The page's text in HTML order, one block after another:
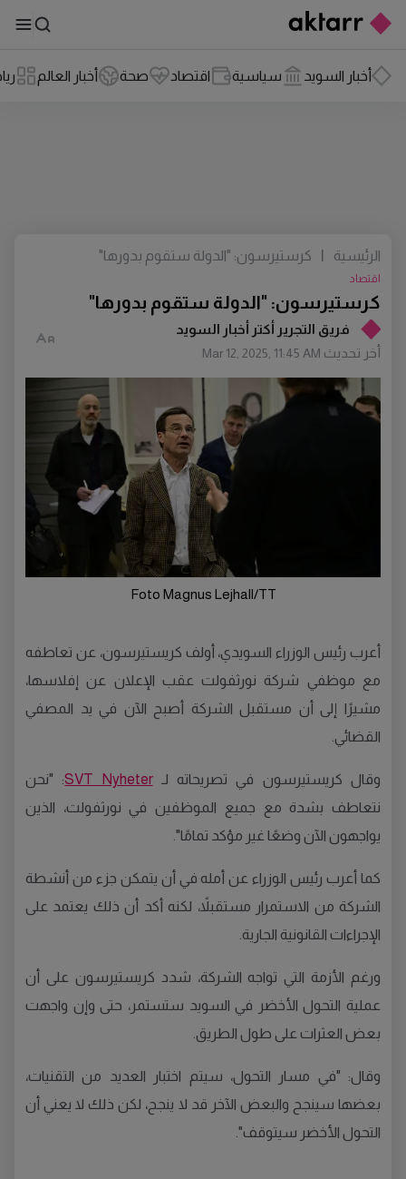
أخبار السويد سياسية اقتصاد صحة أخبار العالم
فريق التجرير أكتر أخبار السويد
أخر تحديث Mar 12, 2025, 11:45 AM
كرستيرسون: "الدولة ستقوم بدورها"
اقتصاد
الرئيسية كرستيرسون: "الدولة ستقوم بدورها"
Foto Magnus Lejhall/TT
أعرب رئيس الوزراء السويدي، أولف كريستيرسون، عن تعاطفه
مع موظفي شركة نورثفولت عقب الإعلان عن إفلاسها،
مشيرًا إلى أن مستقبل الشركة أصبح الآن في يد المصفي
القضائي.
وقال كريستيرسون في تصريحاته لـSVT Nyheter: "نحن
نتعاطف بشدة مع جميع الموظفين في نورثفولت، الذين
يواجهون الآن وضعًا غير مؤكد تمامًا".
كما أعرب رئيس الوزراء عن أمله في أن يتمكن جزء من أنشطة
الشركة من الاستمرار مستقبلاً، لكنه أكد أن ذلك يعتمد على
الإجراءات القانونية الجارية.
ورغم الأزمة التي تواجه الشركة، شدد كريستيرسون على أن
عملية التحول الأخضر في السويد ستستمر، حتى وإن واجهت
بعض العثرات على طول الطريق.
وقال: "في مسار التحول، سيتم اختبار العديد من التقنيات،
بعضها سينجح والبعض الآخر قد لا ينجح، لكن ذلك لا يعني أن
التحول الأخضر سيتوقف".